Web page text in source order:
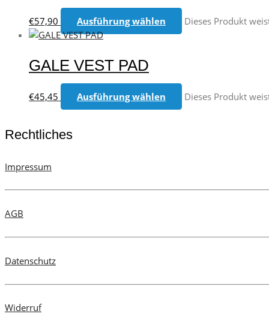
€57,90 Ausführung wählen Dieses Produkt
GALE VEST PAD
€45,45 Ausführung wählen Dieses Produkt
Rechtliches
Impressum
AGB
Datenschutz
Widerruf